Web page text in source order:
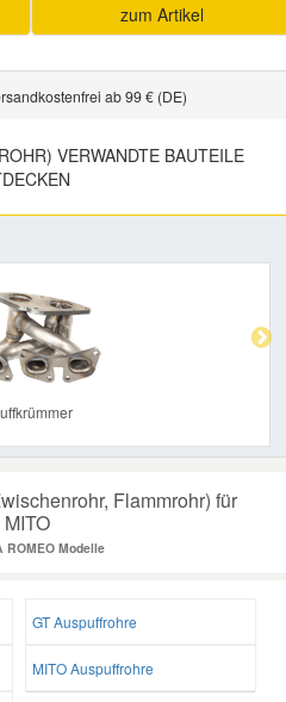
zum Artikel
ab 99 € (DE)
VERWANDTE BAUTEILE
Flammrohr) für
ROMEO Modelle
GT Auspuffrohre
MITO Auspuffrohre